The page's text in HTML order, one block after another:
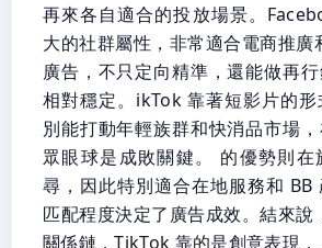
再來各自適合的投放場景。
大的社群屬性，非常適合電商推廣
廣告，不只定向精準，還能做再
相對穩定。ikTok 靠著短影片的
別能打動年輕族群和快消品市場
眾眼球是成敗關鍵。 的優勢則在
尋，因此特別適合在地服務和 BB
匹配程度決定了廣告成效。結來說
關係鏈，TikTok 靠的是創意表現